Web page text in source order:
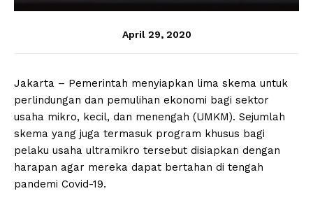
April 29, 2020
Jakarta – Pemerintah menyiapkan lima skema untuk
perlindungan dan pemulihan ekonomi bagi sektor
usaha mikro, kecil, dan menengah (UMKM). Sejumlah
skema yang juga termasuk program khusus bagi
pelaku usaha ultramikro tersebut disiapkan dengan
harapan agar mereka dapat bertahan di tengah
pandemi Covid-19.